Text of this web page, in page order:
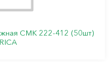
СМК 222-412 (50шт)